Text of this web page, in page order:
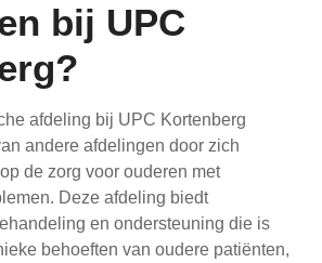
bij UPC
afdeling bij UPC Kortenberg
andere afdelingen door zich
de zorg voor ouderen met
Deze afdeling biedt
en ondersteuning die is
behoeften van oudere patiënten,